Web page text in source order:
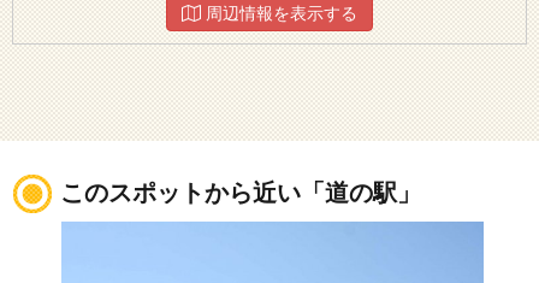
周辺情報を表示する
このスポットから近い「道の駅」